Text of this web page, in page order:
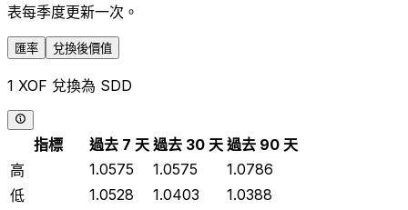
表每季度更新一次。
匯率 兌換後價值
1 XOF 兌換為 SDD
指標 過去 7 天 過去 30 天 過去 90 天
高
1.0575 1.0575
1.0786
低
1.0528 1.0403
1.0388